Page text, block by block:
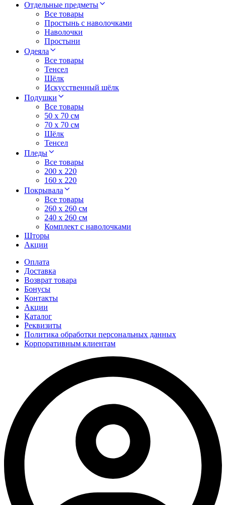
Отдельные предметы
Все товары
Простынь с наволочками
Наволочки
Простыни
Одеяла
Все товары
Тенсел
Шёлк
Искусственный шёлк
Подушки
Все товары
50 x 70 см
70 x 70 см
Шёлк
Тенсел
Пледы
Все товары
200 х 220
160 х 220
Покрывала
Все товары
260 x 260 см
240 х 260 см
Комплект с наволочками
Шторы
Акции
Оплата
Доставка
Возврат товара
Бонусы
Контакты
Акции
Каталог
Реквизиты
Политика обработки персональных данных
Корпоративным клиентам